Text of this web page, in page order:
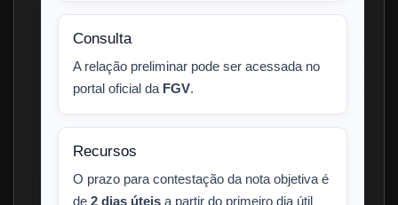
Consulta
A relação preliminar pode ser acessada no
portal oficial da FGV.
Recursos
O prazo para contestação da nota objetiva é
de 2 dias úteis a partir do primeiro dia útil